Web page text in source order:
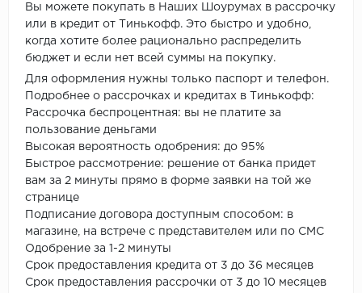
Вы можете покупать в Наших Шоурумах в рассрочку
или в кредит от Тинькофф. Это быстро и удобно,
когда хотите более рационально распределить
бюджет и если нет всей суммы на покупку.
Для оформления нужны только паспорт и телефон.
Подробнее о рассрочках и кредитах в Тинькофф:
Рассрочка беспроцентная: вы не платите за
пользование деньгами
Высокая вероятность одобрения: до 95%
Быстрое рассмотрение: решение от банка придет
вам за 2 минуты прямо в форме заявки на той же
странице
Подписание договора доступным способом: в
магазине, на встрече с представителем или по СМС
Одобрение за 1-2 минуты
Срок предоставления кредита от 3 до 36 месяцев
Срок предоставления рассрочки от 3 до 10 месяцев